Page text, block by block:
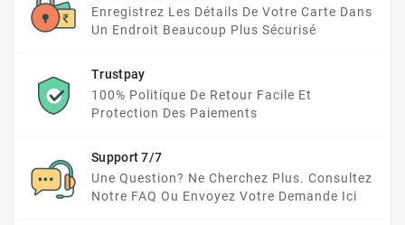
Enregistrez Les Détails De Votre Carte Dans
Un Endroit Beaucoup Plus Sécurisé
Trustpay
100% Politique De Retour Facile Et
Protection Des Paiements
Support 7/7
Une Question? Ne Cherchez Plus. Consultez
Notre FAQ Ou Envoyez Votre Demande Ici